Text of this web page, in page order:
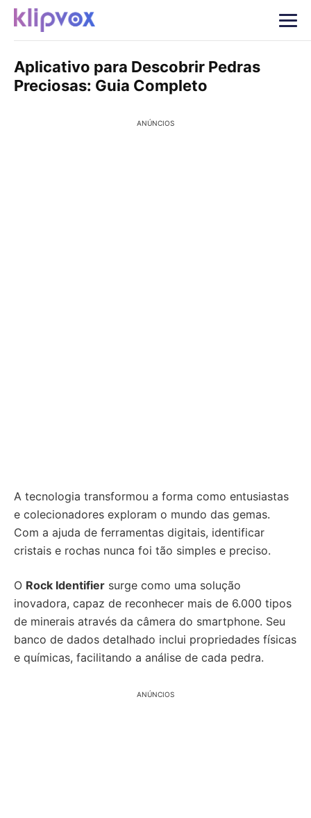
Aplicativo para Descobrir Pedras
Preciosas: Guia Completo
ANÚNCIOS
A tecnologia transformou a forma como entusiastas
e colecionadores exploram o mundo das gemas.
Com a ajuda de ferramentas digitais, identificar
cristais e rochas nunca foi tão simples e preciso.
O Rock Identifier surge como uma solução
inovadora, capaz de reconhecer mais de 6.000 tipos
de minerais através da câmera do smartphone. Seu
banco de dados detalhado inclui propriedades físicas
e químicas, facilitando a análise de cada pedra.
ANÚNCIOS